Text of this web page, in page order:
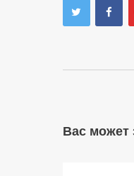
Вас может